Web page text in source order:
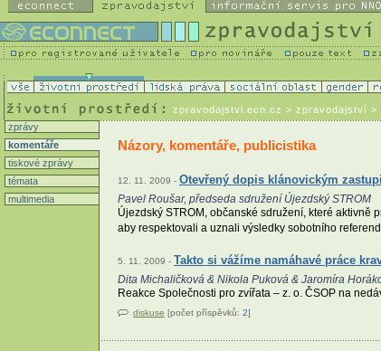
zpravodajstvi.ecn.cz > zpravodajství >
zprávy
komentáře
tiskové zprávy
témata
multimedia
Názory, komentáře, publicistika
12. 11. 2009 - Otevřený dopis klánovickým
Pavel Roušar, předseda sdružení Újezdský STROM
Újezdský STROM, občanské sdružení, které
aby respektovali a uznali výsledky sobotního
5. 11. 2009 - Takto si vážíme namáhavé práce
Dita Michaličková & Nikola Puková & Jaromíra
Reakce Společnosti pro zvířata – z. o. ČSOP na
diskuse [počet příspěvků: 2]